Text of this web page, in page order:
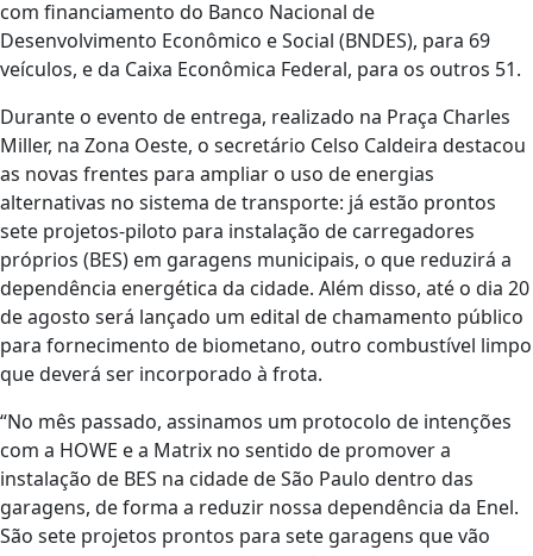
com financiamento do Banco Nacional de
Desenvolvimento Econômico e Social (BNDES), para 69
veículos, e da Caixa Econômica Federal, para os outros 51.
Durante o evento de entrega, realizado na Praça Charles
Miller, na Zona Oeste, o secretário Celso Caldeira destacou
as novas frentes para ampliar o uso de energias
alternativas no sistema de transporte: já estão prontos
sete projetos-piloto para instalação de carregadores
próprios (BES) em garagens municipais, o que reduzirá a
dependência energética da cidade. Além disso, até o dia 20
de agosto será lançado um edital de chamamento público
para fornecimento de biometano, outro combustível limpo
que deverá ser incorporado à frota.
“No mês passado, assinamos um protocolo de intenções
com a HOWE e a Matrix no sentido de promover a
instalação de BES na cidade de São Paulo dentro das
garagens, de forma a reduzir nossa dependência da Enel.
São sete projetos prontos para sete garagens que vão